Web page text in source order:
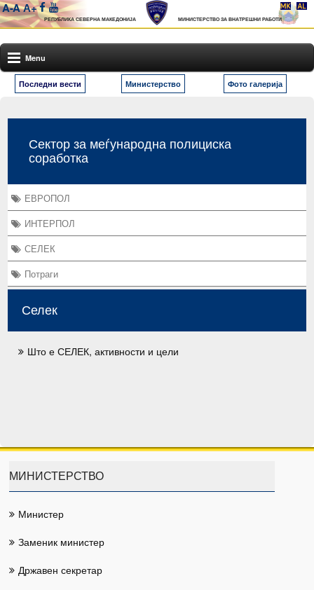
A-AА+
РЕПУБЛИКА СЕВЕРНА МАКЕДОНИЈА МИНИСТЕРСТВО ЗА ВНАТРЕШНИ РАБОТИ
Menu
Последни вести Министерство Фото галерија
Сектор за меѓународна полициска
соработка
ЕВРОПОЛ
ИНТЕРПОЛ
СЕЛЕК
Потраги
Селек
Што е СЕЛЕК, активности и цели
МИНИСТЕРСТВО
Министер
Заменик министер
Државен секретар